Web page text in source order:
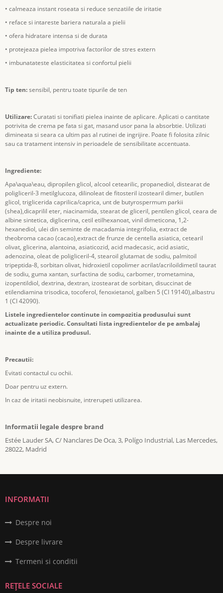
• calmeaza instant roseata si reduce senzatiile de iritatie
• reface si intareste bariera naturala a pielii
• ofera hidratare intensa si de durata
• protejeaza pielea impotriva factorilor de stres extern
• imbunatateste elasticitatea si confortul pielii
Tip ten:sensibil, pentru toate tipurile de ten
Utilizare:Curatati si tonifiati pielea inainte de aplicare. Aplicati o cantitate
potrivita de crema pe fata si gat, masand usor pana la absorbtie. Utilizati
dimineata si seara ca ultim pas al rutinei de ingrijire. Poate fi folosita zilnic
sau ca tratament intensiv in perioadele de sensibilitate accentuata.
Ingrediente:
Apa\aqua\eau, dipropilen glicol, alcool cetearilic, propanediol, distearat de
poligliceril-3 metilglucoza, dilinoleat de fitosteril izostearil dimer, butilen
glicol, triglicerida caprilica/caprica, unt de butyrospermum parkii
(shea),dicaprilil eter, niacinamida, stearat de gliceril, pentilen glicol, ceara de
albine sintetica, diglicerina, cetil etilhexanoat, vinil dimeticona, 1,2-
hexanediol, ulei din seminte de macadamia integrifolia, extract de
theobroma cacao (cacao),extract de frunze de centella asiatica, cetearil
olivat, glicerina, alantoina, asiaticozid, acid madecasic, acid asiatic,
adenozina, oleat de poligliceril-4, stearoil glutamat de sodiu, palmitoil
tripeptida-8, sorbitan olivat, hidroxietil copolimer acrilat/acriloildimetil taurat
de sodiu, guma xantan, surfactina de sodiu, carbomer, trometamina,
izopentildiol, dextrina, dextran, izostearat de sorbitan, disuccinat de
etilendiamina trisodica, tocoferol, fenoxietanol, galben 5 (CI 19140),albastru
1 (CI 42090).
Listele ingredientelor continute in compozitia produsului sunt
actualizate periodic. Consultati lista ingredientelor de pe ambalaj
inainte de a utiliza produsul.
Precautii:
Evitati contactul cu ochii.
Doar pentru uz extern.
In caz de iritatii neobisnuite, intrerupeti utilizarea.
Informatii legale despre brand
Estée Lauder SA, C/ Nanclares De Oca, 3, Polígo Industrial, Las Mercedes,
28022, Madrid
INFORMATII
Despre noi
Despre livrare
Termeni si conditii
REȚELE SOCIALE